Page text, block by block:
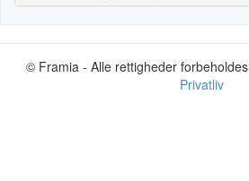
© Framia - Alle rettigheder
Privatliv